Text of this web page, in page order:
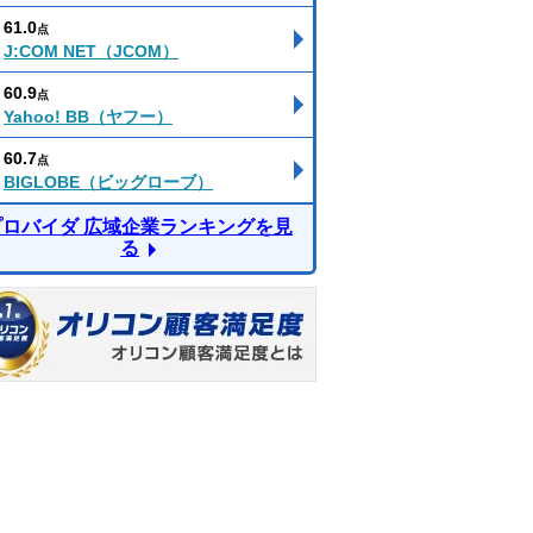
61.0点
J:COM NET（JCOM）
60.9点
Yahoo! BB（ヤフー）
60.7点
BIGLOBE（ビッグローブ）
バイダ 広域企業ランキングを見
る